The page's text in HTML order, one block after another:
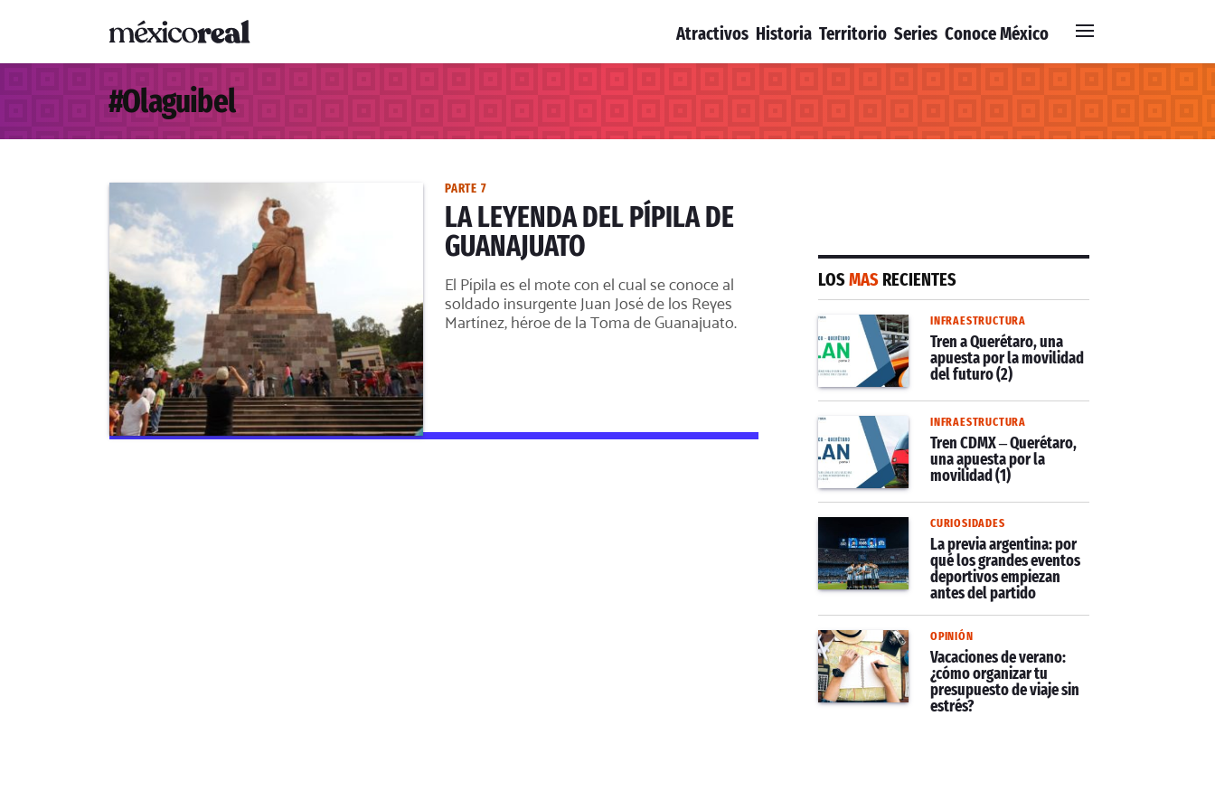
Atractivos Historia Territorio Series Conoce México
#Olaguibel
PARTE 7
LA LEYENDA DEL PÍPILA DE
GUANAJUATO
El Pípila es el mote con el cual se conoce al
soldado insurgente Juan José de los Reyes
Martínez, héroe de la Toma de Guanajuato.
LOSMAS RECIENTES
INFRAESTRUCTURA
Tren a Querétaro, una
apuesta por la movilidad
del futuro (2)
INFRAESTRUCTURA
Tren CDMX – Querétaro,
una apuesta por la
movilidad (1)
CURIOSIDADES
La previa argentina: por
qué los grandes eventos
deportivos empiezan
antes del partido
OPINIÓN
Vacaciones de verano:
¿cómo organizar tu
presupuesto de viaje sin
estrés?